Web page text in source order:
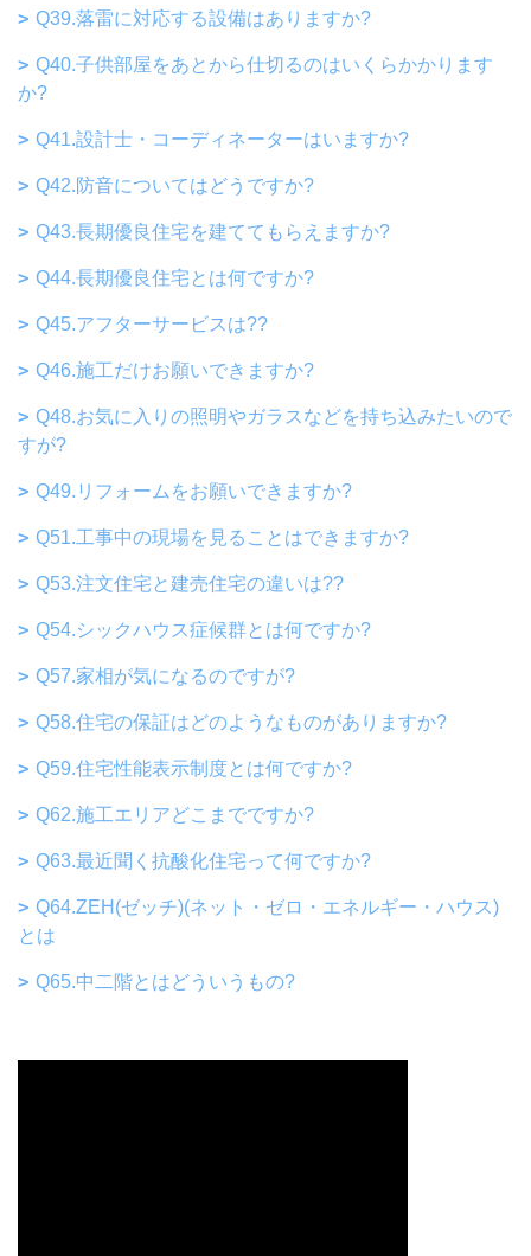
Q39.落雷に対応する設備はありますか?
Q40.子供部屋をあとから仕切るのはいくらかかります
か?
Q41.設計士・コーディネーターはいますか?
Q42.防音についてはどうですか?
Q43.長期優良住宅を建ててもらえますか?
Q44.長期優良住宅とは何ですか?
Q45.アフターサービスは??
Q46.施工だけお願いできますか?
Q48.お気に入りの照明やガラスなどを持ち込みたいので
すが?
Q49.リフォームをお願いできますか?
Q51.工事中の現場を見ることはできますか?
Q53.注文住宅と建売住宅の違いは??
Q54.シックハウス症候群とは何ですか?
Q57.家相が気になるのですが?
Q58.住宅の保証はどのようなものがありますか?
Q59.住宅性能表示制度とは何ですか?
Q62.施工エリアどこまでですか?
Q63.最近聞く抗酸化住宅って何ですか?
Q64.ZEH(ゼッチ)(ネット・ゼロ・エネルギー・ハウス)
とは
Q65.中二階とはどういうもの?